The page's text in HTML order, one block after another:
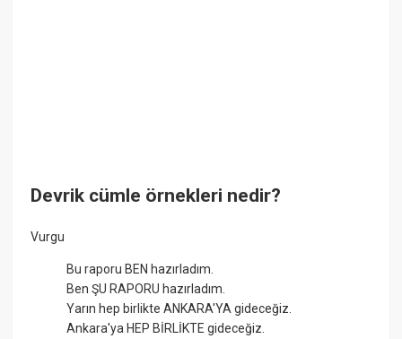
Devrik cümle örnekleri nedir?
Vurgu
Bu raporu BEN hazırladım.
Ben ŞU RAPORU hazırladım.
Yarın hep birlikte ANKARA'YA gideceğiz.
Ankara'ya HEP BİRLİKTE gideceğiz.